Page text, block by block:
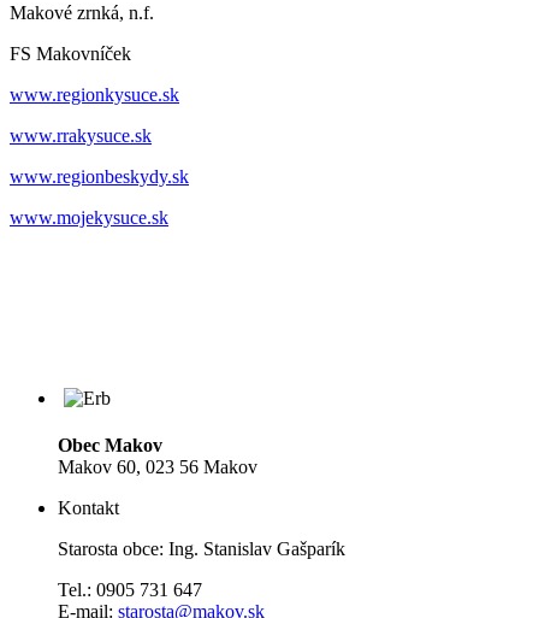
Makové zrnká, n.f.
FS Makovníček
www.regionkysuce.sk
www.rrakysuce.sk
www.regionbeskydy.sk
www.mojekysuce.sk
Obec Makov
Makov 60, 023 56 Makov
Kontakt
Starosta obce: Ing. Stanislav Gašparík
Tel.: 0905 731 647
E-mail: starosta@makov.sk